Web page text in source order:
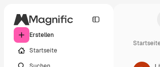
Erstellen
Startseite